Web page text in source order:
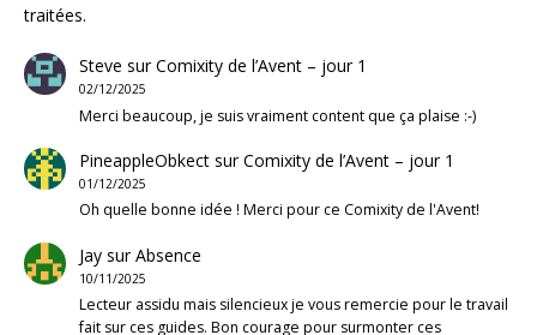
traitées.
Steve surComixity de l’Avent – jour 1
02/12/2025
Merci beaucoup, je suis vraiment content que ça plaise :-)
PineappleObkectsurComixity de l’Avent – jour 1
01/12/2025
Oh quelle bonne idée ! Merci pour ce Comixity de l'Avent!
JaysurAbsence
10/11/2025
Lecteur assidu mais silencieux je vous remercie pour le travail
fait sur ces guides. Bon courage pour surmonter ces